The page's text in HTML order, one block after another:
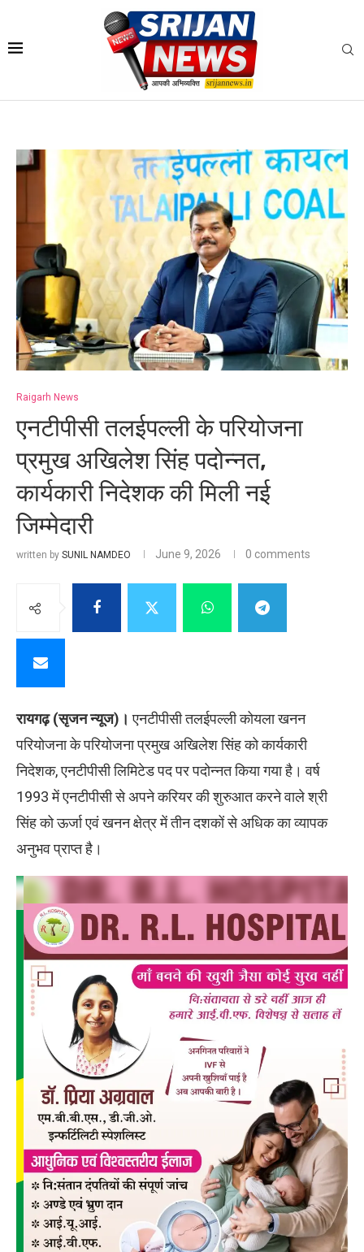
Raigarh News
एनटीपीसी तलईपल्ली के परियोजना
प्रमुख अखिलेश सिंह पदोन्नत,
कार्यकारी निदेशक की मिली नई
जिम्मेदारी
written by SUNIL NAMDEO June 9, 2026 0 comments
रायगढ़ (सृजन न्यूज)। एनटीपीसी तलईपल्ली कोयला खनन
परियोजना के परियोजना प्रमुख अखिलेश सिंह को कार्यकारी
निदेशक, एनटीपीसी लिमिटेड पद पर पदोन्नत किया गया है। वर्ष
1993 में एनटीपीसी से अपने करियर की शुरुआत करने वाले श्री
सिंह को ऊर्जा एवं खनन क्षेत्र में तीन दशकों से अधिक का व्यापक
अनुभव प्राप्त है।